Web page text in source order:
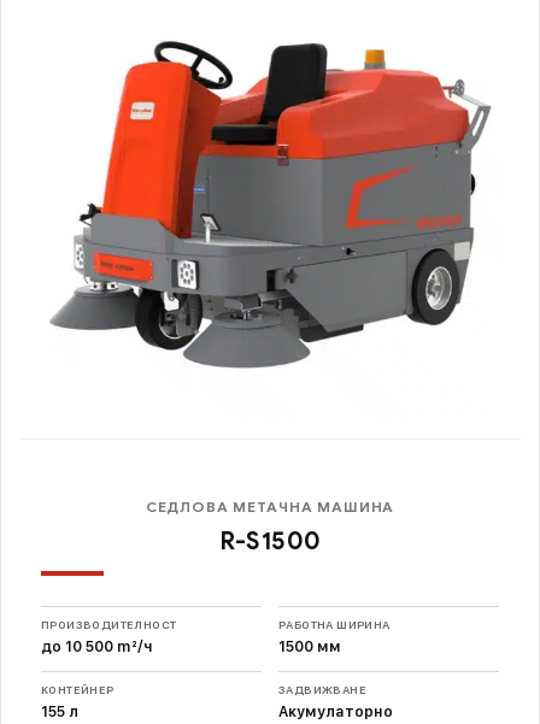
СЕДЛОВА МЕТАЧНА МАШИНА
R-S1500
ПРОИЗВОДИТЕЛНОСТ
до 10 500 m²/ч
РАБОТНА ШИРИНА
1500 мм
КОНТЕЙНЕР
155 л
ЗАДВИЖВАНЕ
Акумулаторно